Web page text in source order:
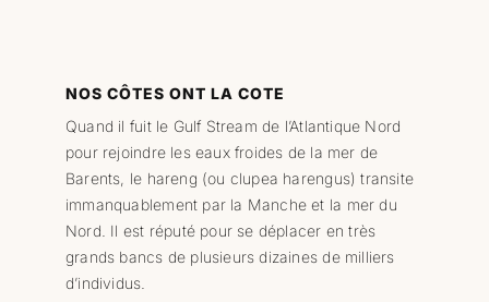
NOS CÔTES ONT LA COTE
Quand il fuit le Gulf Stream de l’Atlantique Nord
pour rejoindre les eaux froides de la mer de
Barents, le hareng (ou clupea harengus) transite
immanquablement par la Manche et la mer du
Nord. Il est réputé pour se déplacer en très
grands bancs de plusieurs dizaines de milliers
d’individus.